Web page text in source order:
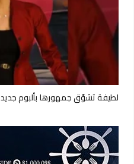
لطيفة تشوّق جمهورها بألبوم جديد